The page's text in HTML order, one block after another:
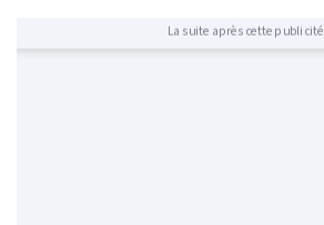
La suite après cette publicité